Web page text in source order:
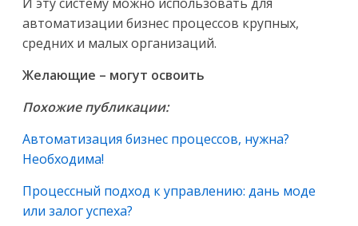
автоматизации бизнес процессов крупных,
средних и малых организаций.
Желающие – могут освоить
Похожие публикации:
Автоматизация бизнес процессов, нужна?
Необходима!
Процессный подход к управлению: дань моде
или залог успеха?